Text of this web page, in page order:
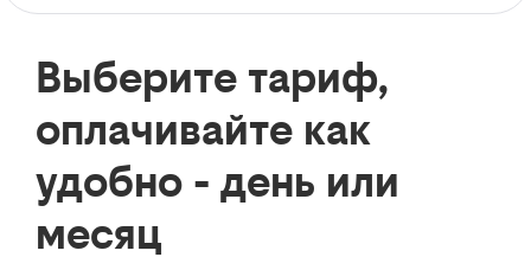
Выберите тариф,
оплачивайте как
удобно - день или
месяц